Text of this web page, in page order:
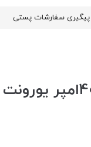
پیگیری سفارشات پستی